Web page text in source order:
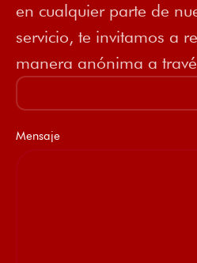
en cualquier parte de
servicio, te invitamos a
manera anónima a
Mensaje